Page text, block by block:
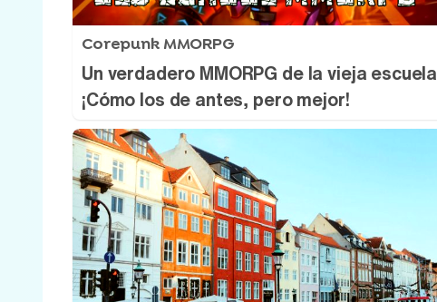
Corepunk MMORPG
Un verdadero MMORPG de la vieja escuela
¡Cómo los de antes, pero mejor!